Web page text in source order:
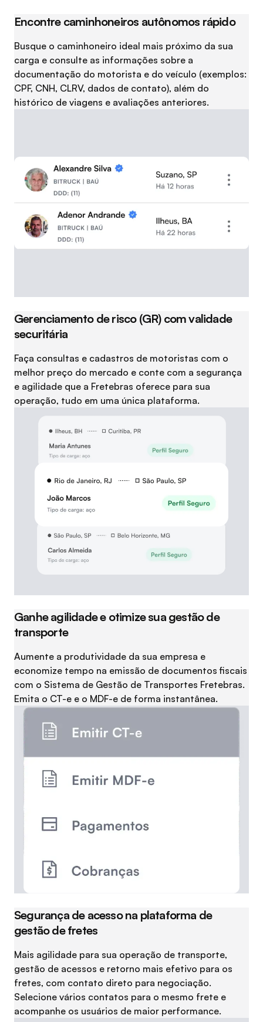
Encontre caminhoneiros autônomos rápido
Busque o caminhoneiro ideal mais próximo da sua
carga e consulte as informações sobre a
documentação do motorista e do veículo (exemplos:
CPF, CNH, CLRV, dados de contato), além do
histórico de viagens e avaliações anteriores.
Gerenciamento de risco (GR) com validade
securitária
Faça consultas e cadastros de motoristas com o
melhor preço do mercado e conte com a segurança
e agilidade que a Fretebras oferece para sua
operação, tudo em uma única plataforma.
Ganhe agilidade e otimize sua gestão de
transporte
Aumente a produtividade da sua empresa e
economize tempo na emissão de documentos fiscais
com o Sistema de Gestão de Transportes Fretebras.
Emita o CT-e e o MDF-e de forma instantânea.
Segurança de acesso na plataforma de
gestão de fretes
Mais agilidade para sua operação de transporte,
gestão de acessos e retorno mais efetivo para os
fretes, com contato direto para negociação.
Selecione vários contatos para o mesmo frete e
acompanhe os usuários de maior performance.